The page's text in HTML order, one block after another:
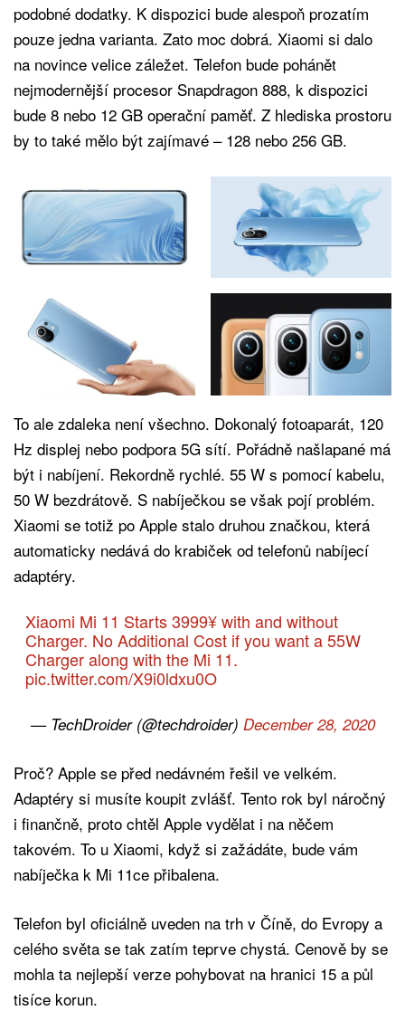
podobné dodatky. K dispozici bude alespoň prozatím
pouze jedna varianta. Zato moc dobrá. Xiaomi si dalo
na novince velice záležet. Telefon bude pohánět
nejmodernější procesor Snapdragon 888, k dispozici
bude 8 nebo 12 GB operační paměť. Z hlediska prostoru
by to také mělo být zajímavé – 128 nebo 256 GB.
To ale zdaleka není všechno. Dokonalý fotoaparát, 120
Hz displej nebo podpora 5G sítí. Pořádně našlapané má
být i nabíjení. Rekordně rychlé. 55 W s pomocí kabelu,
50 W bezdrátově. S nabíječkou se však pojí problém.
Xiaomi se totiž po Apple stalo druhou značkou, která
automaticky nedává do krabiček od telefonů nabíjecí
adaptéry.
Xiaomi Mi 11 Starts 3999¥ with and without
Charger. No Additional Cost if you want a 55W
Charger along with the Mi 11.
pic.twitter.com/X9i0ldxu0O
— TechDroider (@techdroider) December 28, 2020
Proč? Apple se před nedávném řešil ve velkém.
Adaptéry si musíte koupit zvlášť. Tento rok byl náročný
i finančně, proto chtěl Apple vydělat i na něčem
takovém. To u Xiaomi, když si zažádáte, bude vám
nabíječka k Mi 11ce přibalena.
Telefon byl oficiálně uveden na trh v Číně, do Evropy a
celého světa se tak zatím teprve chystá. Cenově by se
mohla ta nejlepší verze pohybovat na hranici 15 a půl
tisíce korun.